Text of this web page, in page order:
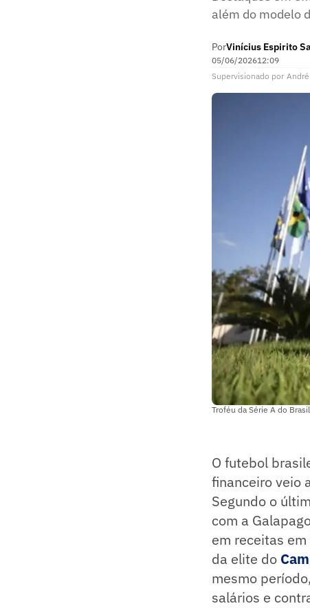
além do modelo
PorVinícius Espirito
05/06/202612:09
Supervisionado por
Troféu da Série A do
O futebol
financeiro veio
Segundo o
com a
em receitas
da elite do
mesmo
salários e